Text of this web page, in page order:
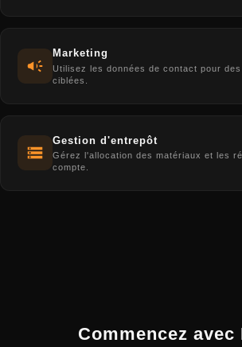
Marketing
Utilisez les données de contact pour
ciblées.
Gestion d'entrepôt
Gérez l'allocation des matériaux et les
compte.
Commencez avec